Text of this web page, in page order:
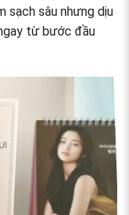
sạch sâu nhưng dịu
từ bước đầu